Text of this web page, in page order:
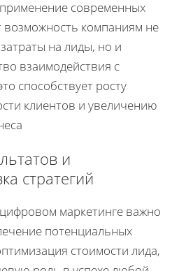
современных
возможность компаниям не
на лиды, но и
взаимодействия с
способствует росту
клиентов и увеличению
и
стратегий
маркетинге важно
потенциальных
стоимости лида,